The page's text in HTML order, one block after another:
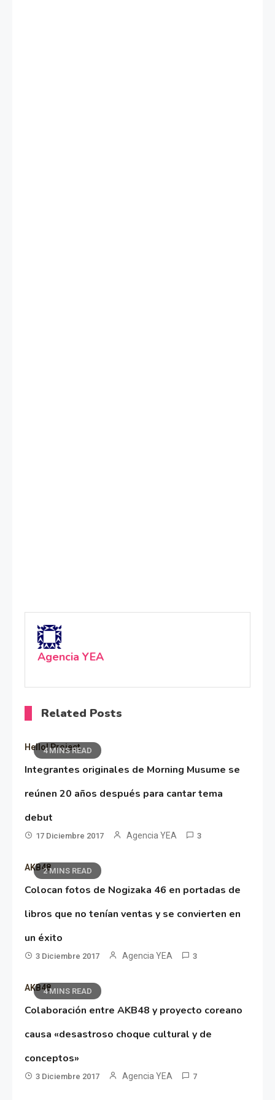
Agencia YEA
Related Posts
4 MINS READ
Hello! Project
Integrantes originales de Morning Musume se
reúnen 20 años después para cantar tema
debut
17 Diciembre 2017 Agencia YEA 3
2 MINS READ
AKB48
Colocan fotos de Nogizaka 46 en portadas de
libros que no tenían ventas y se convierten en
un éxito
3 Diciembre 2017 Agencia YEA 3
4 MINS READ
AKB48
Colaboración entre AKB48 y proyecto coreano
causa «desastroso choque cultural y de
conceptos»
3 Diciembre 2017 Agencia YEA 7